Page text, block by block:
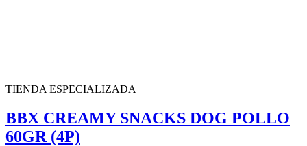
TIENDA ESPECIALIZADA
BBX CREAMY SNACKS DOG POLLO
60GR (4P)